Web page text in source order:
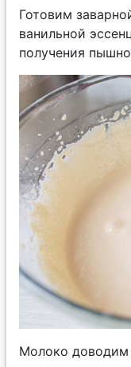
Готовим
ванильной
получения
Молоко доводим